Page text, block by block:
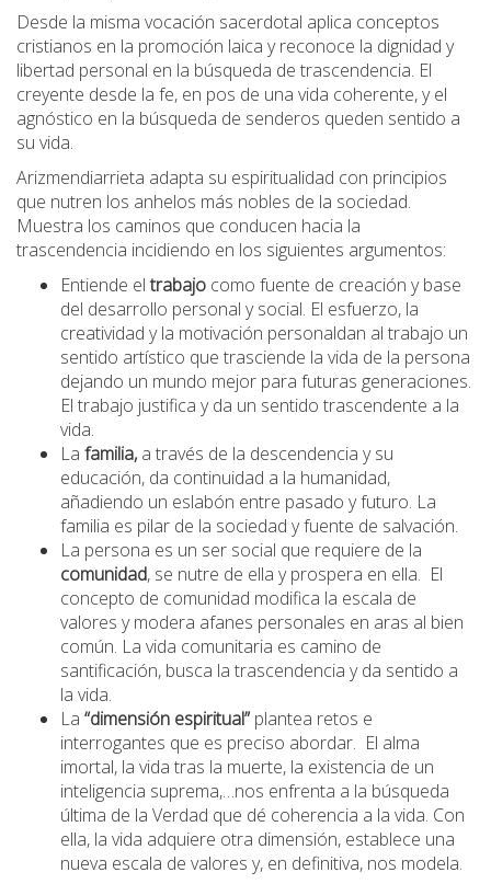
Desde la misma vocación sacerdotal aplica conceptos
cristianos en la promoción laica y reconoce la dignidad y
libertad personal en la búsqueda de trascendencia. El
creyente desde la fe, en pos de una vida coherente, y el
agnóstico en la búsqueda de senderos queden sentido a
su vida.
Arizmendiarrieta adapta su espiritualidad con principios
que nutren los anhelos más nobles de la sociedad.
Muestra los caminos que conducen hacia la
trascendencia incidiendo en los siguientes argumentos:
Entiende eltrabajo como fuente de creación y base
del desarrollo personal y social. El esfuerzo, la
creatividad y la motivación personaldan al trabajo un
sentido artístico que trasciende la vida de la persona
dejando un mundo mejor para futuras generaciones.
El trabajo justifica y da un sentido trascendente a la
vida.
La familia, a través de la descendencia y su
educación, da continuidad a la humanidad,
añadiendo un eslabón entre pasado y futuro. La
familia es pilar de la sociedad y fuente de salvación.
La persona es un ser social que requiere de la
comunidad, se nutre de ella y prospera en ella. El
concepto de comunidad modifica la escala de
valores y modera afanes personales en aras al bien
común. La vida comunitaria es camino de
santificación, busca la trascendencia y da sentido a
la vida.
La “dimensión espiritual” plantea retos e
interrogantes que es preciso abordar. El alma
imortal, la vida tras la muerte, la existencia de un
inteligencia suprema,…nos enfrenta a la búsqueda
última de la Verdad que dé coherencia a la vida. Con
ella, la vida adquiere otra dimensión, establece una
nueva escala de valores y, en definitiva, nos modela.